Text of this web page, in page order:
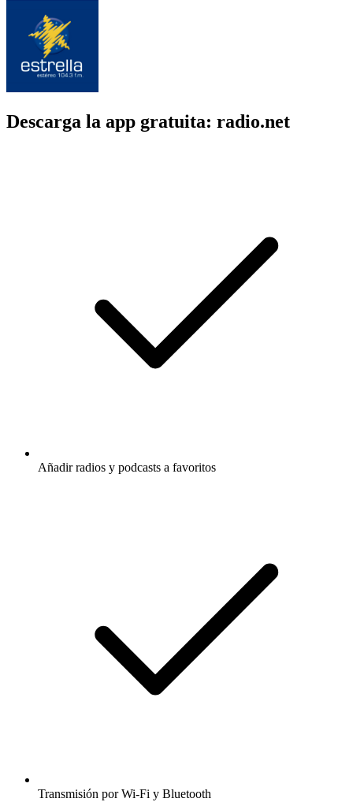
Descarga la app gratuita: radio.net
Añadir radios y podcasts a favoritos
Transmisión por Wi-Fi y Bluetooth